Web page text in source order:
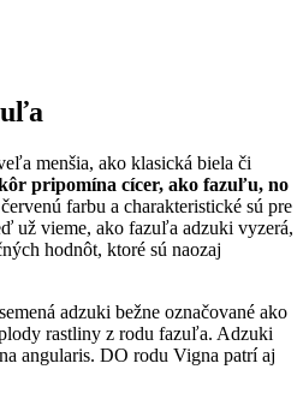
menšia, ako klasická biela či
pripomína cícer, ako fazuľu, no
farbu a charakteristické sú pre
už vieme, ako fazuľa adzuki vyzerá,
hodnôt, ktoré sú naozaj
adzuki bežne označované ako
rastliny z rodu fazuľa. Adzuki
angularis. DO rodu Vigna patrí aj